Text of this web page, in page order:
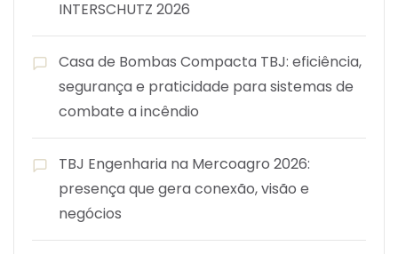
INTERSCHUTZ 2026
Casa de Bombas Compacta TBJ: eficiência,
segurança e praticidade para sistemas de
combate a incêndio
TBJ Engenharia na Mercoagro 2026:
presença que gera conexão, visão e
negócios